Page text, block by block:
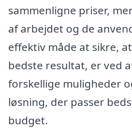
sammenligne priser,
af arbejdet og de
effektiv måde at sikre,
bedste resultat, er ved
forskellige muligheder
løsning, der passer
budget.